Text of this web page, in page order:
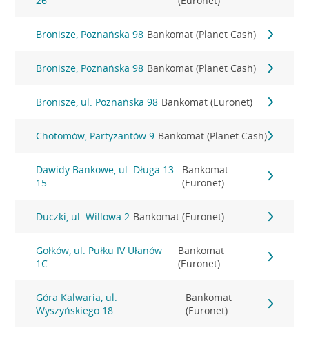
Bronisze, Poznańska 98 Bankomat (Planet Cash)
Bronisze, Poznańska 98 Bankomat (Planet Cash)
Bronisze, ul. Poznańska 98 Bankomat (Euronet)
Chotomów, Partyzantów 9 Bankomat (Planet Cash)
Dawidy Bankowe, ul. Długa 13-
15
Bankomat
(Euronet)
Duczki, ul. Willowa 2 Bankomat (Euronet)
Gołków, ul. Pułku IV Ułanów
1C
Bankomat
(Euronet)
Góra Kalwaria, ul.
Wyszyńskiego 18
Bankomat
(Euronet)